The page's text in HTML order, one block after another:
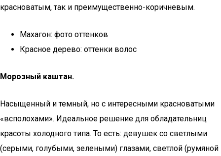
красноватым, так и преимущественно-коричневым.
Махагон: фото оттенков
Красное дерево: оттенки волос
Морозный каштан.
Насыщенный и темный, но с интересными красноватыми
«всполохами». Идеальное решение для обладательниц
красоты холодного типа. То есть: девушек со светлыми
(серыми, голубыми, зелеными) глазами, светлой (румяной